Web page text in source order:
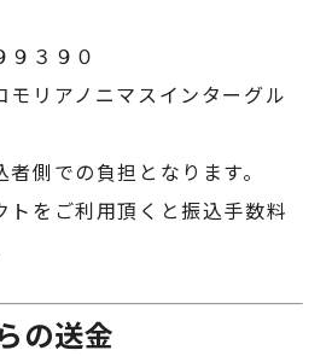
３９０
リアノニマスインターグル
側での負担となります。
をご利用頂くと振込手数料
の送金